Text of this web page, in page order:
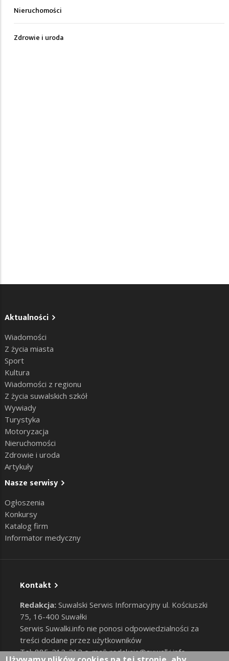
Nieruchomości
Zdrowie i uroda
Aktualności
Wiadomości
Z życia miasta
Sport
Kultura
Wiadomości z regionu
Z życia suwalskich szkół
Wywiady
Turystyka
Motoryzacja
Nieruchomości
Zdrowie i uroda
Artykuły
Nasze serwisy
Ogłoszenia
Konkursy
Katalog firm
Informator medyczny
Kontakt
Redakcja: Suwalski Serwis Informacyjny ul. Kościuszki
75, 16-400 Suwałki
Serwis Suwalki.info nie ponosi odpowiedzialności za
treści dodane przez użytkowników
Tel: 885-212-212 e-mail:redakcja@suwalki.info,